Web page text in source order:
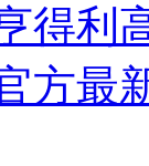
得利
方最